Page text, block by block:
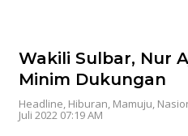
Wakili Sulbar, Nur
Minim Dukungan
Headline, Hiburan, Mamuju,
Juli 2022 07:19 AM